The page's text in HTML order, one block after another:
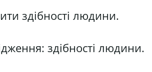
здібності людини.
здібності людини.